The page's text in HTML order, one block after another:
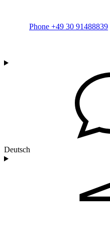
Phone +49 30 91488839
Deutsch